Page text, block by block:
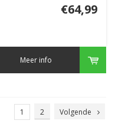
€64,99
Meer info
1 2 Volgende